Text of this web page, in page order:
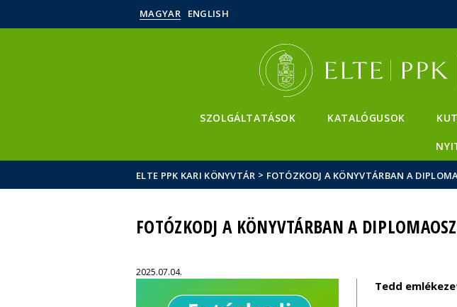
MAGYAR ENGLISH
SZOLGÁLTATÁSOK KATALÓGUSOK
ELTE PPK KARI KÖNYVTÁR > FOTÓZKODJ A KÖNYVTÁRBAN A
FOTÓZKODJ A KÖNYVTÁRBAN A
2025.07.04.
Tedd